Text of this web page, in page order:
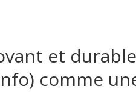
et
comme